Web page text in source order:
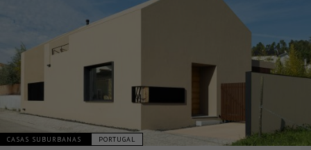
CASAS SUBURBANAS PORTUGAL